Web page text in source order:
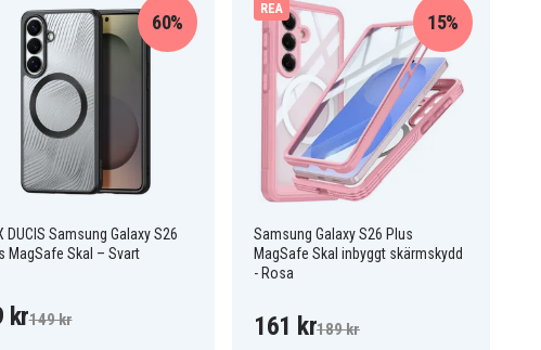
DUCIS Samsung Galaxy S26
MagSafe Skal – Svart
60%
kr149 kr
REA
Samsung Galaxy S26 Plus
MagSafe Skal inbyggt skärmskydd
- Rosa
15%
161 kr189 kr